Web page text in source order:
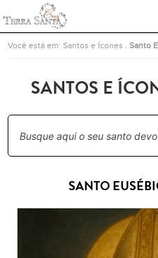
Ir para a página inicial
Você está em:Santos e Ícones .Santo
SANTOS E
SANTO